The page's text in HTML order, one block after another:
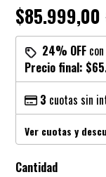
$85.999,00
24% OFF con
Precio final:
3 cuotas sin
Ver cuotas y
Cantidad